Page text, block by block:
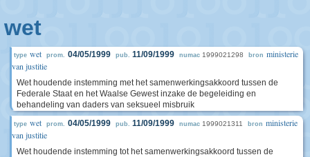
wet
type wet prom. 04/05/1999 pub. 11/09/1999 numac 1999021298 bron ministerie
van justitie
Wet houdende instemming met het samenwerkingsakkoord tussen de
Federale Staat en het Waalse Gewest inzake de begeleiding en
behandeling van daders van seksueel misbruik
type wet prom. 04/05/1999 pub. 11/09/1999 numac 1999021311 bron ministerie
van justitie
Wet houdende instemming tot het samenwerkingsakkoord tussen de